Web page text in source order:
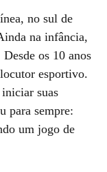
no sul de
na infância,
os 10 anos
esportivo.
suas
para sempre:
um jogo de